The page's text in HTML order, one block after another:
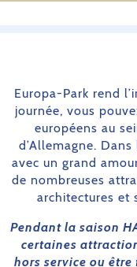
Europa-Park rend
journée, vous
européens au
d’Allemagne.
avec un grand
de nombreuses
architectures et
Pendant la saison
certaines
hors service ou être